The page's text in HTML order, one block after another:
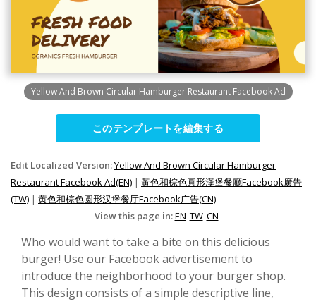
Yellow And Brown Circular Hamburger Restaurant Facebook Ad
このテンプレートを編集する
Edit Localized Version:Yellow And Brown Circular Hamburger
Restaurant Facebook Ad(EN) | 黃色和棕色圓形漢堡餐廳Facebook廣告
(TW) | 黄色和棕色圆形汉堡餐厅Facebook广告(CN)
View this page in:EN TW CN
Who would want to take a bite on this delicious
burger! Use our Facebook advertisement to
introduce the neighborhood to your burger shop.
This design consists of a simple descriptive line,